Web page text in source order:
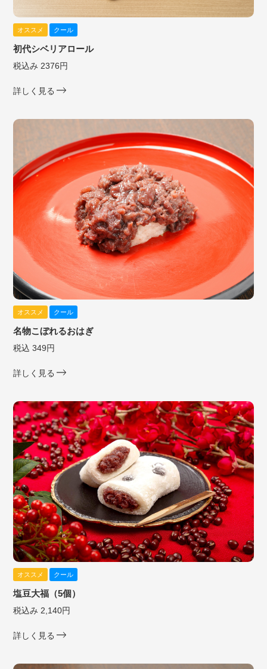
オススメ クール
初代シベリアロール
税込み 2376円
詳しく見る
オススメ クール
名物こぼれるおはぎ
税込 349円
詳しく見る
オススメ クール
塩豆大福（5個）
税込み 2,140円
詳しく見る